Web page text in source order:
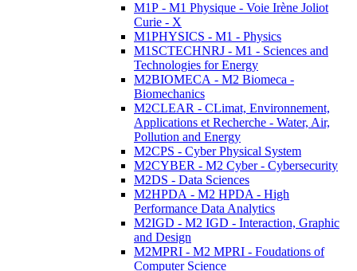
M1P - M1 Physique - Voie Irène Joliot
Curie - X
M1PHYSICS - M1 - Physics
M1SCTECHNRJ - M1 - Sciences and
Technologies for Energy
M2BIOMECA - M2 Biomeca -
Biomechanics
M2CLEAR - CLimat, Environnement,
Applications et Recherche - Water, Air,
Pollution and Energy
M2CPS - Cyber Physical System
M2CYBER - M2 Cyber - Cybersecurity
M2DS - Data Sciences
M2HPDA - M2 HPDA - High
Performance Data Analytics
M2IGD - M2 IGD - Interaction, Graphic
and Design
M2MPRI - M2 MPRI - Foudations of
Computer Science